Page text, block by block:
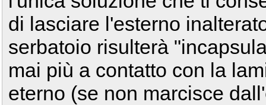
di lasciare l'esterno
serbatoio risulterà
mai più a contatto con la
eterno (se non marcisce